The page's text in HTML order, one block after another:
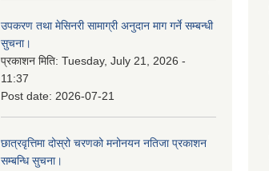
उपकरण तथा मेसिनरी सामाग्री अनुदान माग गर्ने सम्बन्धी
सुचना।
प्रकाशन मिति: Tuesday, July 21, 2026 -
11:37
Post date: 2026-07-21
छात्रवृत्तिमा दोस्रो चरणको मनोनयन नतिजा प्रकाशन
सम्बन्धि सुचना।